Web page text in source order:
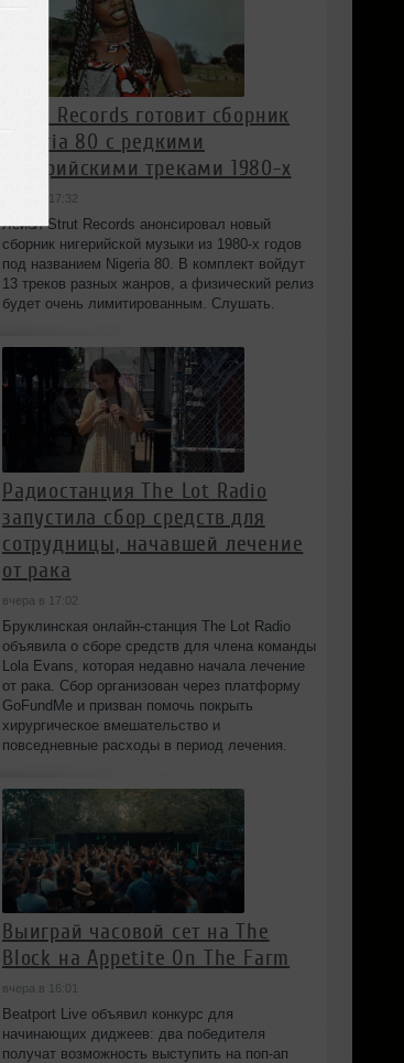
Strut Records готовит сборник
Nigeria 80 с редкими
нигерийскими треками 1980-х
вчера в 17:32
Лейбл Strut Records анонсировал новый
сборник нигерийской музыки из 1980-х годов
под названием Nigeria 80. В комплект войдут
13 треков разных жанров, а физический релиз
будет очень лимитированным. Слушать.
Радиостанция The Lot Radio
запустила сбор средств для
сотрудницы, начавшей лечение
от рака
вчера в 17:02
Бруклинская онлайн-станция The Lot Radio
объявила о сборе средств для члена команды
Lola Evans, которая недавно начала лечение
от рака. Сбор организован через платформу
GoFundMe и призван помочь покрыть
хирургическое вмешательство и
повседневные расходы в период лечения.
Выиграй часовой сет на The
Block на Appetite On The Farm
вчера в 16:01
Beatport Live объявил конкурс для
начинающих диджеев: два победителя
получат возможность выступить на поп‑ап